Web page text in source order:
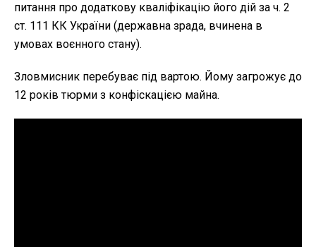
питання про додаткову кваліфікацію його дій за ч. 2
ст. 111 КК України (державна зрада, вчинена в
умовах воєнного стану).
Зловмисник перебуває під вартою. Йому загрожує до
12 років тюрми з конфіскацією майна.